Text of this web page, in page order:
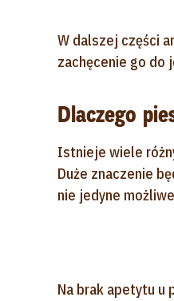
W dalszej części
zachęcenie go do
Dlaczego
Istnieje wiele
Duże znaczenie
nie jedyne
Na brak apetytu u